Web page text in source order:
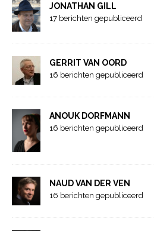
JONATHAN GILL
17 berichten gepubliceerd
GERRIT VAN OORD
16 berichten gepubliceerd
ANOUK DORFMANN
16 berichten gepubliceerd
NAUD VAN DER VEN
16 berichten gepubliceerd